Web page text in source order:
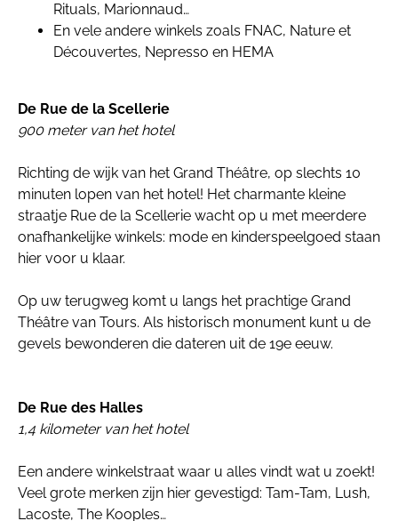
Rituals, Marionnaud…
En vele andere winkels zoals FNAC, Nature et
Découvertes, Nepresso en HEMA
De Rue de la Scellerie
900 meter van het hotel
Richting de wijk van het Grand Théâtre, op slechts 10
minuten lopen van het hotel! Het charmante kleine
straatje Rue de la Scellerie wacht op u met meerdere
onafhankelijke winkels: mode en kinderspeelgoed staan
hier voor u klaar.
Op uw terugweg komt u langs het prachtige Grand
Théâtre van Tours. Als historisch monument kunt u de
gevels bewonderen die dateren uit de 19e eeuw.
De Rue des Halles
1,4 kilometer van het hotel
Een andere winkelstraat waar u alles vindt wat u zoekt!
Veel grote merken zijn hier gevestigd: Tam-Tam, Lush,
Lacoste, The Kooples…